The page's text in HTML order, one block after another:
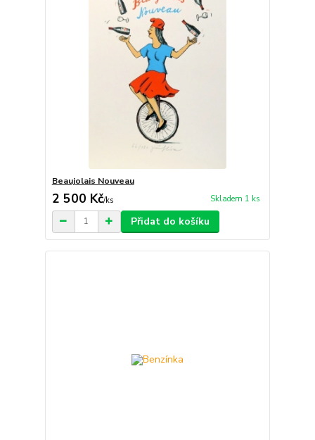
Beaujolais Nouveau
2 500 Kč/ks Skladem 1 ks
Přidat do košíku